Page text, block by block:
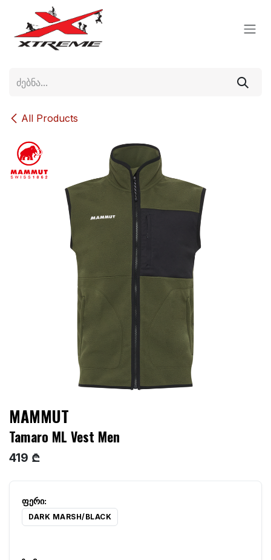
Skip to Content
All Products
MAMMUT
Tamaro ML Vest Men
419 ₾
DARK MARSH/BLACK